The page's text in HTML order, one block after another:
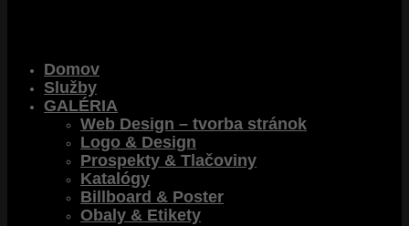
Domov
Služby
GALÉRIA
Web Design – tvorba stránok
Logo & Design
Prospekty & Tlačoviny
Katalógy
Billboard & Poster
Obaly & Etikety